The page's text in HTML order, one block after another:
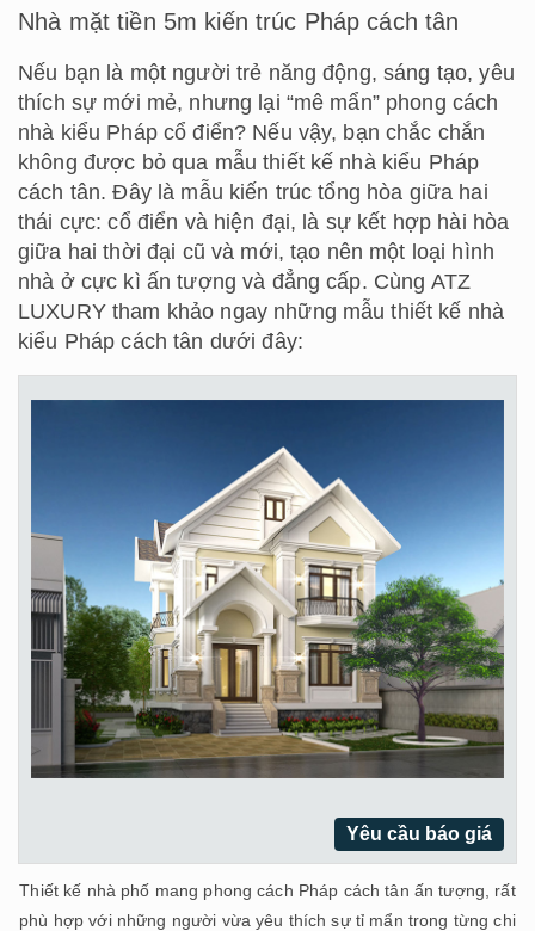
Nhà mặt tiền 5m kiến trúc Pháp cách tân
Nếu bạn là một người trẻ năng động, sáng tạo, yêu
thích sự mới mẻ, nhưng lại “mê mẩn” phong cách
nhà kiểu Pháp cổ điển? Nếu vậy, bạn chắc chắn
không được bỏ qua mẫu thiết kế nhà kiểu Pháp
cách tân. Đây là mẫu kiến trúc tổng hòa giữa hai
thái cực: cổ điển và hiện đại, là sự kết hợp hài hòa
giữa hai thời đại cũ và mới, tạo nên một loại hình
nhà ở cực kì ấn tượng và đẳng cấp. Cùng ATZ
LUXURY tham khảo ngay những mẫu thiết kế nhà
kiểu Pháp cách tân dưới đây:
Yêu cầu báo giá
Thiết kế nhà phố mang phong cách Pháp cách tân ấn tượng, rất
phù hợp với những người vừa yêu thích sự tỉ mẩn trong từng chi